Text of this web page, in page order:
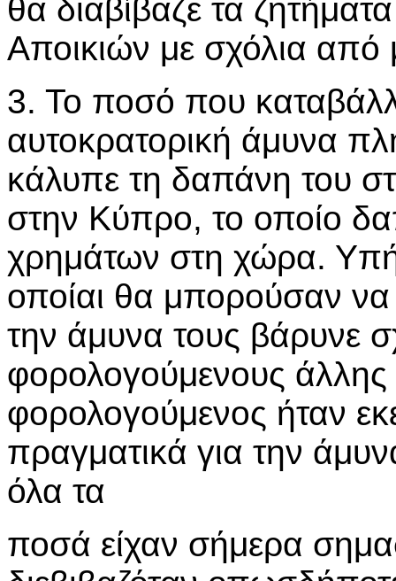
θα διαβίβαζε τα
Αποικιών με σχόλια από
3. Το ποσό που
αυτοκρατορική άμυνα
κάλυπε τη δαπάνη του
στην Κύπρο, το οποίο
χρημάτων στη χώρα.
οποίαι θα μπορούσαν να
την άμυνα τους βάρυνε
φορολογούμενους
φορολογούμενος ήταν
πραγματικά για την
όλα τα
ποσά είχαν σήμερα